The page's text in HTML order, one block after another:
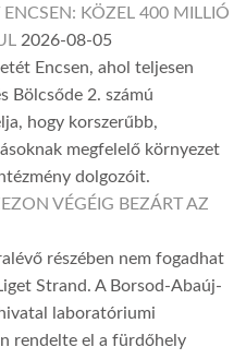
KÖZEL 400 MILLIÓ
2026-08-05
Encsen, ahol teljesen
Bölcsőde 2. számú
hogy korszerűbb,
megfelelő környezet
dolgozóit.
VÉGÉIG BEZÁRT AZ
részében nem fogadhat
Strand. A Borsod-Abaúj-
laboratóriumi
rendelte el a fürdőhely